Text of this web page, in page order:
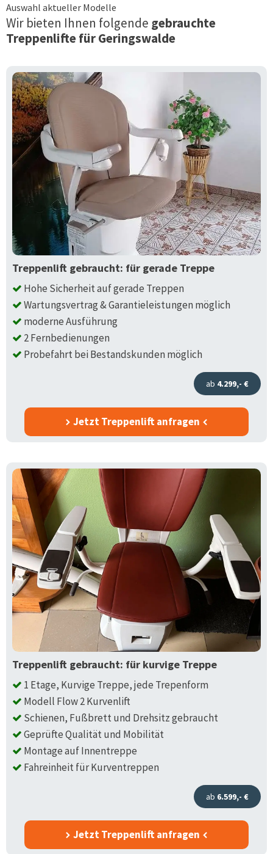
Auswahl aktueller Modelle
Wir bieten Ihnen folgende gebrauchte
Treppenlifte fürGeringswalde
Treppenlift gebraucht: für gerade Treppe
Hohe Sicherheit auf gerade Treppen
Wartungsvertrag & Garantieleistungen möglich
moderne Ausführung
2 Fernbedienungen
Probefahrt bei Bestandskunden möglich
ab 4.299,- €
Jetzt Treppenlift anfragen
Treppenlift gebraucht: für kurvige Treppe
1 Etage, Kurvige Treppe, jede Trepenform
Modell Flow 2 Kurvenlift
Schienen, Fußbrett und Drehsitz gebraucht
Geprüfte Qualität und Mobilität
Montage auf Innentreppe
Fahreinheit für Kurventreppen
ab 6.599,- €
Jetzt Treppenlift anfragen